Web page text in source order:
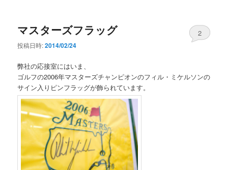
マスターズフラッグ
投稿日時:2014/02/24
2
弊社の応接室にはいま、
ゴルフの2006年マスターズチャンピオンのフィル・ミケルソンの
サイン入りピンフラッグが飾られています。